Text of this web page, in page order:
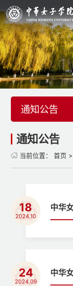
通知公告
通知公告
当前位置： 首页 >
18
2024.10
中华
24
2024.09
中华